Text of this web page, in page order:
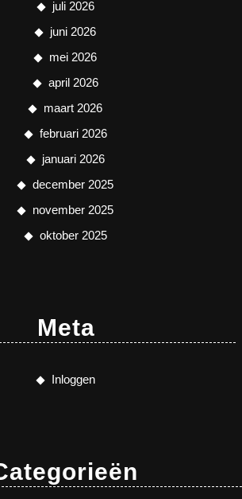
juli 2026
juni 2026
mei 2026
april 2026
maart 2026
februari 2026
januari 2026
december 2025
november 2025
oktober 2025
Meta
Inloggen